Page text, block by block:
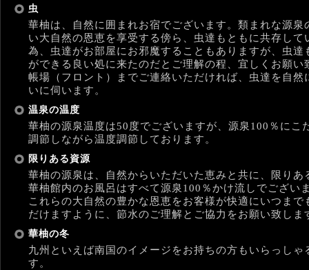
虫
華柚は、自然に囲まれお宿でございます。類まれな源泉
い大自然の恩恵を享受する傍ら、虫達もともに共存して
為、虫達がお部屋にお邪魔することもありますが、虫達
ができる良い処に来たのだとご理解の程、宜しくお願い
帳場（フロント）までご連絡いただければ、虫達を自然
いに伺います。
温泉の温度
華柚の源泉温度は50度でございますが、源泉100％にこ
調節しながら温度調節しております。
限りある資源
華柚の源泉は、自然からいただいた恵みと共に、限りあ
華柚館内のお風呂はすべて源泉100％かけ流しでござい
これらの大自然の豊かな恩恵をお客様が快適にいつまで
だけますように、節水のご理解とご協力をお願い致しま
華柚の冬
九州といえば南国のイメージをお持ちの方もいらっしゃ
す。